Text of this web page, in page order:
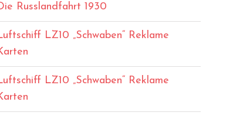
Russlandfahrt 1930
LZ10 „Schwaben“ Reklame
LZ10 „Schwaben“ Reklame